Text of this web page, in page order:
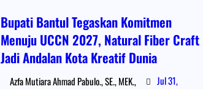
Bupati Bantul Tegaskan Komitmen
Menuju UCCN 2027, Natural Fiber Craft
Jadi Andalan Kota Kreatif Dunia
Azfa Mutiara Ahmad Pabulo., SE., MEK.,
Jul 31,